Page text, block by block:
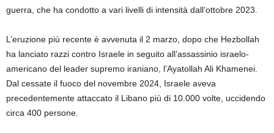
guerra, che ha condotto a vari livelli di intensità dall’ottobre 2023.
L’eruzione più recente è avvenuta il 2 marzo, dopo che Hezbollah
ha lanciato razzi contro Israele in seguito all’assassinio israelo-
americano del leader supremo iraniano, l’Ayatollah Ali Khamenei.
Dal cessate il fuoco del novembre 2024, Israele aveva
precedentemente attaccato il Libano più di 10.000 volte, uccidendo
circa 400 persone.